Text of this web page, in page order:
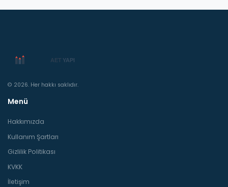
© 2026. Her hakkı saklıdır.
Menü
Hakkımızda
Kullanım Şartları
Gizlilik Politikası
KVKK
İletişim